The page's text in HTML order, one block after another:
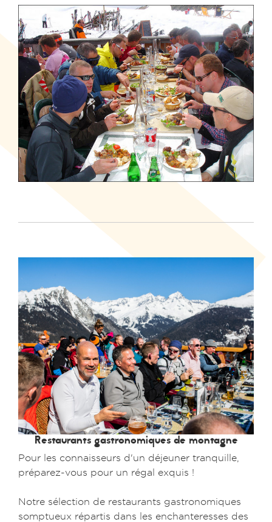
Restaurants gastronomiques de montagne
Pour les connaisseurs d'un déjeuner tranquille,
préparez-vous pour un régal exquis !
Notre sélection de restaurants gastronomiques
somptueux répartis dans les enchanteresses des